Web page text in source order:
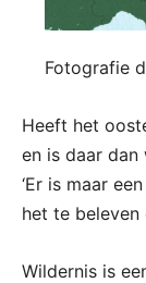
Fotografie
Heeft het
en is daar dan
‘Er is maar
het te beleven
Wildernis is